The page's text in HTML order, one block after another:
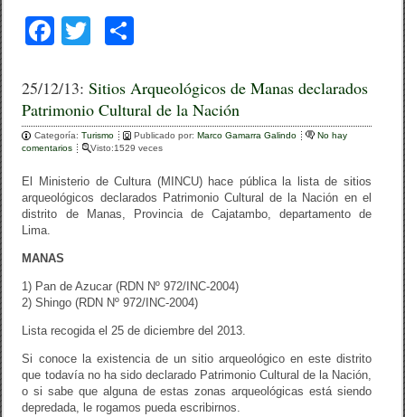
F
c
e
b
o
o
T
tt
er
m
p
ar
tir
25/12/13:Sitios Arqueológicos de Manas declarados
Patrimonio Cultural de la Nación
Categoría:Turismo Publicado por:Marco Gamarra Galindo
No hay
comentarios
Visto:1529 veces
El Ministerio de Cultura (MINCU) hace pública la lista de sitios
arqueológicos declarados Patrimonio Cultural de la Nación en el
distrito de Manas, Provincia de Cajatambo, departamento de
Lima.
MANAS
1) Pan de Azucar (RDN Nº 972/INC-2004)
2) Shingo (RDN Nº 972/INC-2004)
Lista recogida el 25 de diciembre del 2013.
Si conoce la existencia de un sitio arqueológico en este distrito
que todavía no ha sido declarado Patrimonio Cultural de la Nación,
o si sabe que alguna de estas zonas arqueológicas está siendo
depredada, le rogamos pueda escribirnos.